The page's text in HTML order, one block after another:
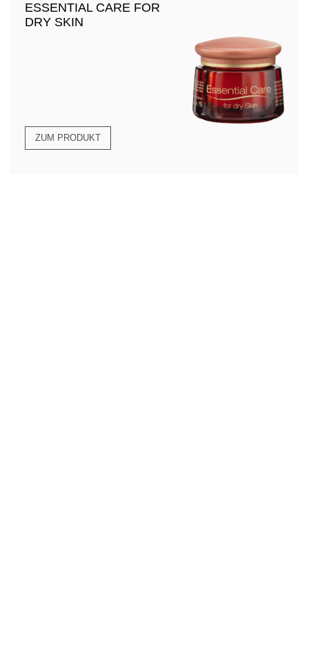
ESSENTIAL CARE FOR
DRY SKIN
ZUM PRODUKT